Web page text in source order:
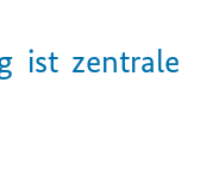
ist zentrale